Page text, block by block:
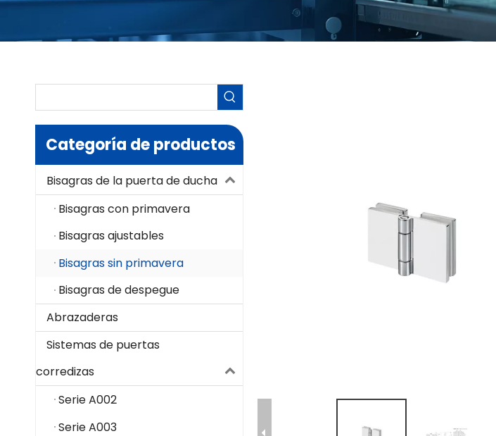
Categoría de productos
Bisagras de la puerta de ducha
Bisagras con primavera
Bisagras ajustables
Bisagras sin primavera
Bisagras de despegue
Abrazaderas
Sistemas de puertas
corredizas
Serie A002
Serie A003